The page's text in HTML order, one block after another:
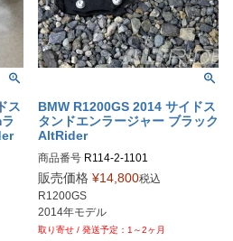
ス
BMW R1200GS 2014 サイドス
タンドエンラージャー ブラック
AltRider
商品番号 R114-2-1101
alt_R114-2-1101
販売価格 ¥14,800税込
R1200GS
2014年モデル
1～2ヶ月